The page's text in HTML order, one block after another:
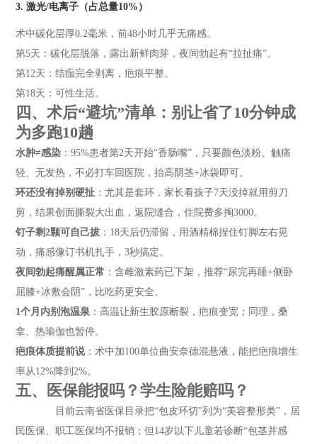
3. 激光/电离子（占总量10%）
术中碳化层厚0.2毫米，前48小时几乎无痛感。
第5天：碳化层脱落，露出新鲜肉芽，夜间勃起有“拉扯痛”。
第12天：结痂完全剥离，疤痕平整。
第18天：可性生活。
四、术后“避坑”清单：别让省了10分钟成
为多跑10趟
水肿≠感染 ：95%患者第2天开始“香肠嘴”，只要颜色淡粉、触痛
轻、无发热，不必打车回医院，抬高阴茎+冰袋即可。
环还没有掉别硬扯 ：尤其是套环，家长看孩子7天没掉就用剪刀
剪，结果创面撕裂大出血，返院缝合，住院费多掏3000。
钉子剩2颗可自己拔 ：18天后仍滞留，用酒精棉捏住钉脚左右晃
动，痛感像订书机扎手，3秒搞定。
夜间勃起痛醒属正常 ：含雌激素药已下架，推荐“尿完再睡+侧卧
屈膝+冰敷会阴”，比吃药更安全。
1个月内别泡温泉 ：高温让新生胶原断裂，疤痕变宽；同理，桑
拿、热瑜伽也暂停。
疤痕体质提前说：术中加100单位曲安奈德混悬液，能把疤痕增生
率从12%降到2%。
五、医保能报吗？学生险能赔吗？
目前云南省医保目录把“包皮环切”列为“美容整形类”，居
民医保、职工医保均不报销；但14岁以下儿童若诊断“包茎并感